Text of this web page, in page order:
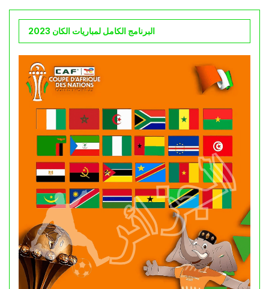
البرنامج الكامل لمباريات الكان 2023